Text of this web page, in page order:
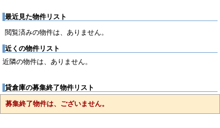
最近見た物件リスト
閲覧済みの物件は、ありません。
近くの物件リスト
近隣の物件は、ありません。
貸倉庫の募集終了物件リスト
募集終了物件は、ございません。